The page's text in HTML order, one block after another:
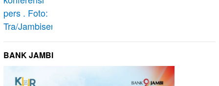
BANK JAMBI